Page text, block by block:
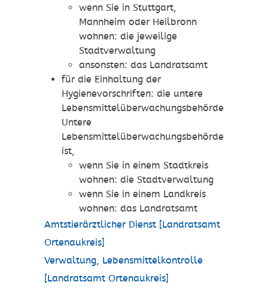
wenn Sie in Stuttgart,
Mannheim oder Heilbronn
wohnen: die jeweilige
Stadtverwaltung
ansonsten: das Landratsamt
für die Einhaltung der
Hygienevorschriften: die untere
Lebensmittelüberwachungsbehörde
Untere
Lebensmittelüberwachungsbehörde
ist,
wenn Sie in einem Stadtkreis
wohnen: die Stadtverwaltung
wenn Sie in einem Landkreis
wohnen: das Landratsamt
Amtstierärztlicher Dienst [Landratsamt
Ortenaukreis]
Verwaltung, Lebensmittelkontrolle
[Landratsamt Ortenaukreis]